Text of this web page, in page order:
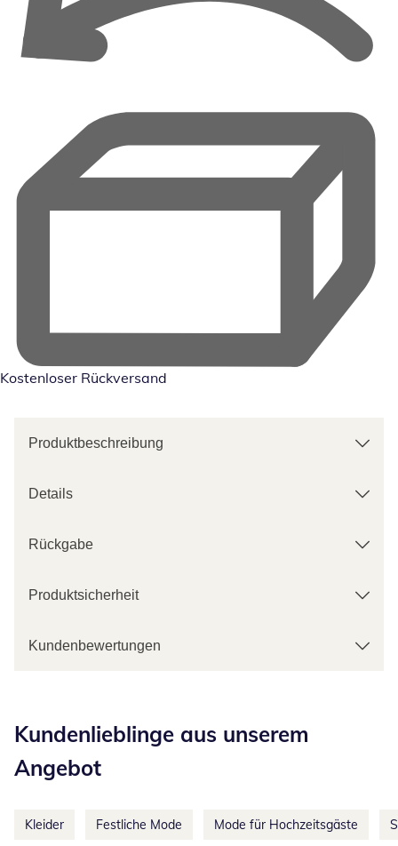
Kostenloser Rückversand
Produktbeschreibung
Details
Rückgabe
Produktsicherheit
Kundenbewertungen
Kundenlieblinge aus unserem
Angebot
Kleider Festliche Mode Mode für Hochzeitsgäste